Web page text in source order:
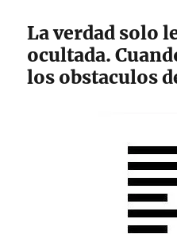
La verdad solo
ocultada.
los obstaculos